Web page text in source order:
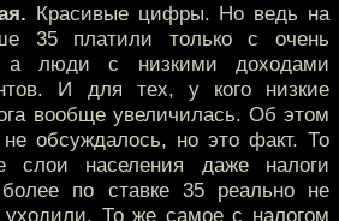
Красивые цифры. Но ведь на
35 платили только с очень
а люди с низкими доходами
И для тех, у кого низкие
вообще увеличилась. Об этом
не обсуждалось, но это факт. То
слои населения даже налоги
по ставке 35 реально не
уходили. То же самое с налогом